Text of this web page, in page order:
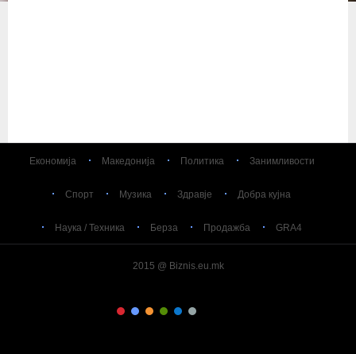
Економија Македонија Политика Занимливости
Спорт Музика Здравје Добра кујна
Наука / Техника Берза Продажба GRA4
2015 @ Biznis.eu.mk